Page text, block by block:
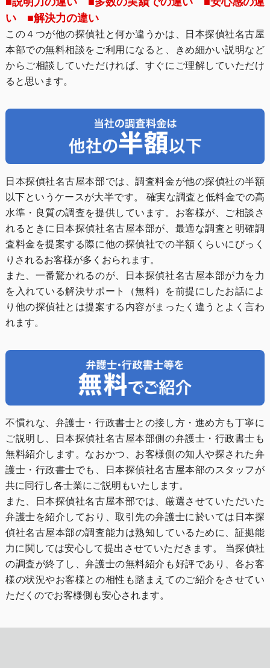
い ■解決力の違い
この４つが他の探偵社と何か違うかは、日本探偵社名古屋
本部での無料相談をご利用になると、きめ細かい説明など
からご相談していただければ、すぐにご理解していただけ
ると思います。
日本探偵社名古屋本部では、調査料金が他の探偵社の半額
以下というケースが大半です。 確実な調査と低料金での高
水準・良質の調査を提供しています。お客様が、ご相談さ
れるときに日本探偵社名古屋本部が、最適な調査と明確調
査料金を提案する際に他の探偵社での半額くらいにびっく
りされるお客様が多くおられます。
また、一番驚かれるのが、日本探偵社名古屋本部が力を力
を入れている解決サポート（無料）を前提にしたお話によ
り他の探偵社とは提案する内容がまったく違うとよく言わ
れます。
不慣れな、弁護士・行政書士との接し方・進め方も丁寧に
ご説明し、日本探偵社名古屋本部側の弁護士・行政書士も
無料紹介します。なおかつ、お客様側の知人や探された弁
護士・行政書士でも、日本探偵社名古屋本部のスタッフが
共に同行し各士業にご説明もいたします。
また、日本探偵社名古屋本部では、厳選させていただいた
弁護士を紹介しており、取引先の弁護士に於いては日本探
偵社名古屋本部の調査能力は熟知しているために、証拠能
力に関しては安心して提出させていただきます。 当探偵社
の調査が終了し、弁護士の無料紹介も好評であり、各お客
様の状況やお客様との相性も踏まえてのご紹介をさせてい
ただくのでお客様側も安心されます。